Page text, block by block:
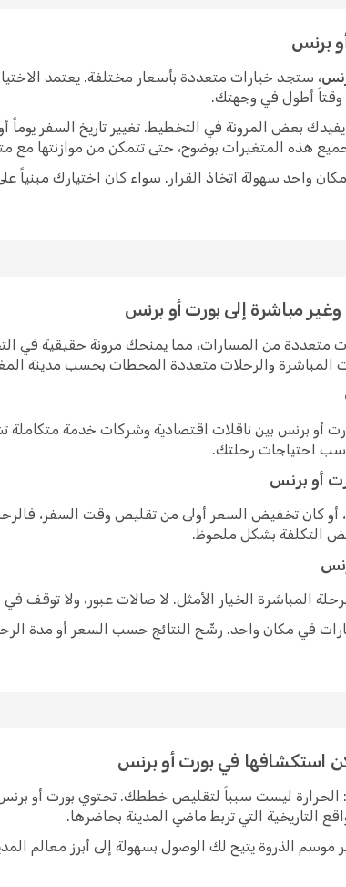
برنس
، ستجد خيارات متعددة بأسعار مختلفة. يعتمد
وقتاً أطول في وجهتك.
بعض المرونة في التخطيط. تغيير تاريخ السفر
هذه المتغيرات بوضوح، حتى تتمكن من موازنتها مع
واحد سهولة اتخاذ القرار. سواء كان اختيارك مبنياً
مباشرة إلى بورت أو برنس
متعددة من المسارات، مما يمنحك مرونة حقيقية
المباشرة والرحلات متعددة المحطات بحسب مدينة
أو برنس بين ناقلات اقتصادية وشركات خدمة
احتياجات رحلتك.
أو برنس
أو كان تخفيض السعر أولى من تقليص وقت السفر،
التكلفة بشكل ملحوظ.
المباشرة الخيار الأمثل. لا صالات عبور، ولا
في مكان واحد. رشّح النتائج حسب السعر أو مدة
استكشافها في بورت أو برنس
: الحرارة ليست سبباً لتقليص خططك. تحتوي بورت أو
التاريخية التي تربط ماضي المدينة بحاضرها.
موسم الذروة يتيح لك الوصول بسهولة إلى أبرز معالم